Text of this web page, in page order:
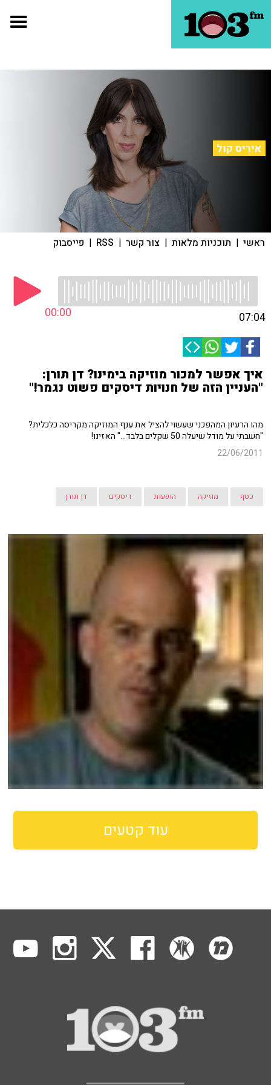
איריס קול
ראשי | תוכניות מלאות | צור קשר |
RSS
| פייסבוק
00:00 07:04
איך אפשר למכור מוזיקה בימינו? דן תורן:
"העניין הזה של חנויות דיסקים פשוט נגמר!"
מהו הרעיון המהפכני שעשוי להציל את ענף המוזיקה מקריסה כלכלית?
"חשבתי על מודל שיעלה 50 שקלים בלבד..." האזינו!
22/06/2011
כסף מוזיקה הופעות דיסקים דן תורן
עוד קטעים